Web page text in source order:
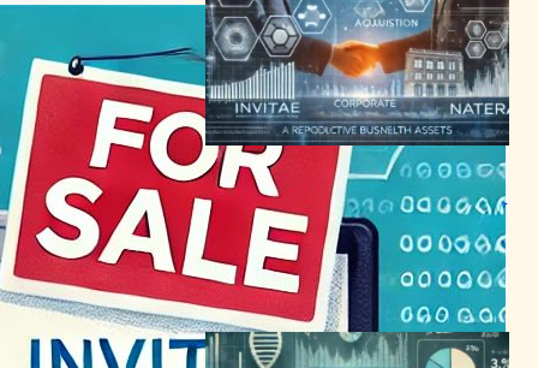
Invitae売却で戦略的転換：
Nateraに生殖健康資産を最大
5250万ドルで譲渡
バイオテクノロジーニュース｜
ヘルスケアテクノロジーニュース
2024年1月23日23:24